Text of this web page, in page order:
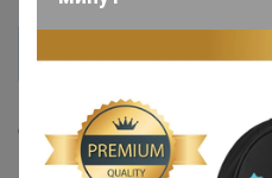
Селена, до 20 февраля
должны!
‌В крайнем случае, можно